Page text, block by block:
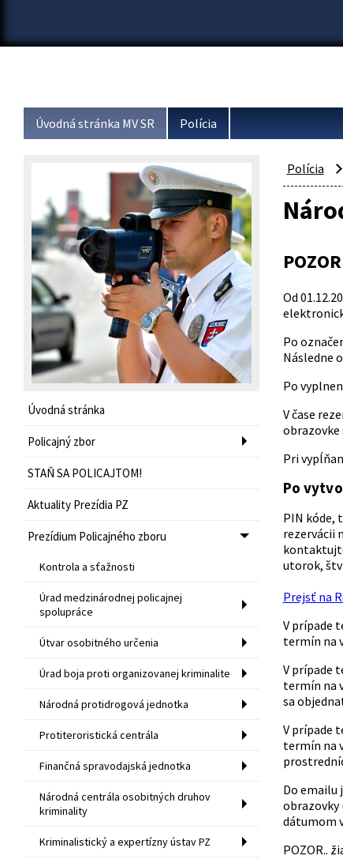
Úvodná stránka MV SR Polícia
Úvodná stránka
Policajný zbor
STAŇ SA POLICAJTOM!
Aktuality Prezídia PZ
Prezídium Policajného zboru
Kontrola a sťažnosti
Úrad medzinárodnej policajnej
spolupráce
Útvar osobitného určenia
Úrad boja proti organizovanej kriminalite
Národná protidrogová jednotka
Protiteroristická centrála
Finančná spravodajská jednotka
Národná centrála osobitných druhov
kriminality
Kriminalistický a expertízny ústav PZ
Polícia
Od
Po
Následne
Po
V čase
obrazovke
Pri
Po
PIN kóde,
rezervácii
utorok,
Prejsť na
V prípade
termín na
V prípade
termín na
sa
V prípade
termín na
Do emailu
obrazovky
dátumom
POZOR..